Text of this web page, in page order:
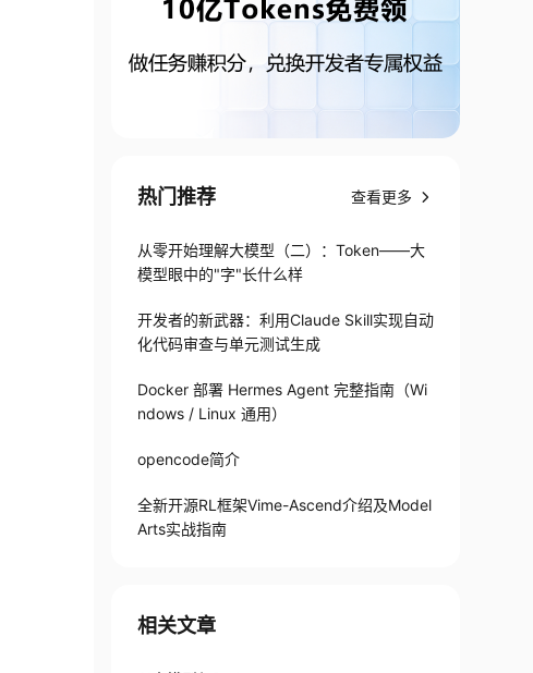
热门推荐 查看更多
从零开始理解大模型（二）：Token——大
模型眼中的"字"长什么样
开发者的新武器：利用Claude Skill实现自动
化代码审查与单元测试生成
Docker 部署 Hermes Agent 完整指南（Wi
ndows / Linux 通用）
opencode简介
全新开源RL框架Vime-Ascend介绍及Model
Arts实战指南
相关文章